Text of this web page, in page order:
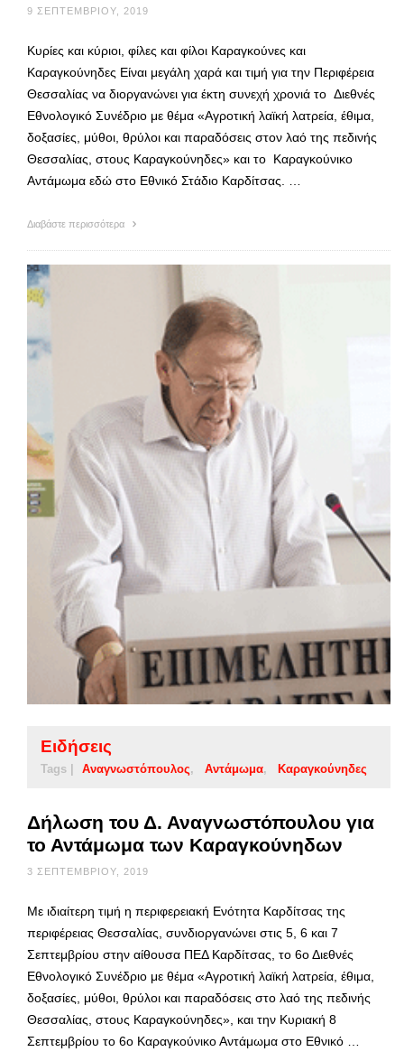
9 ΣΕΠΤΕΜΒΡΊΟΥ, 2019
Κυρίες και κύριοι, φίλες και φίλοι Καραγκούνες και
Καραγκούνηδες Είναι μεγάλη χαρά και τιμή για την Περιφέρεια
Θεσσαλίας να διοργανώνει για έκτη συνεχή χρονιά το Διεθνές
Εθνολογικό Συνέδριο με θέμα «Αγροτική λαϊκή λατρεία, έθιμα,
δοξασίες, μύθοι, θρύλοι και παραδόσεις στον λαό της πεδινής
Θεσσαλίας, στους Καραγκούνηδες» και το Καραγκούνικο
Αντάμωμα εδώ στο Εθνικό Στάδιο Καρδίτσας. …
Διαβάστε περισσότερα
Ειδήσεις
Tags | Αναγνωστόπουλος Αντάμωμα Καραγκούνηδες
Δήλωση του Δ. Αναγνωστόπουλου για
το Αντάμωμα των Καραγκούνηδων
3 ΣΕΠΤΕΜΒΡΊΟΥ, 2019
Με ιδιαίτερη τιμή η περιφερειακή Ενότητα Καρδίτσας της
περιφέρειας Θεσσαλίας, συνδιοργανώνει στις 5, 6 και 7
Σεπτεμβρίου στην αίθουσα ΠΕΔ Καρδίτσας, το 6ο Διεθνές
Εθνολογικό Συνέδριο με θέμα «Αγροτική λαϊκή λατρεία, έθιμα,
δοξασίες, μύθοι, θρύλοι και παραδόσεις στο λαό της πεδινής
Θεσσαλίας, στους Καραγκούνηδες», και την Κυριακή 8
Σεπτεμβρίου το 6ο Καραγκούνικο Αντάμωμα στο Εθνικό …